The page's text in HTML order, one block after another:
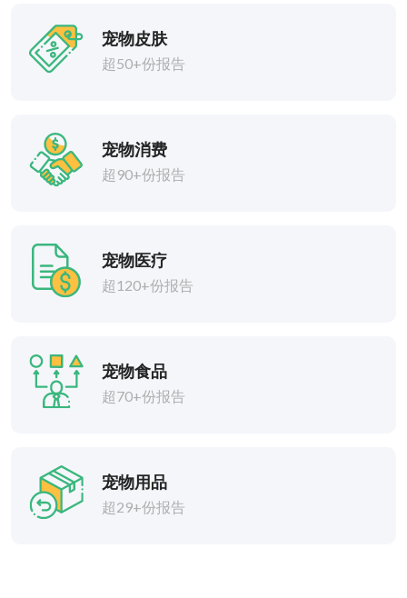
宠物皮肤
超50+份报告
宠物消费
超90+份报告
宠物医疗
超120+份报告
宠物食品
超70+份报告
宠物用品
超29+份报告